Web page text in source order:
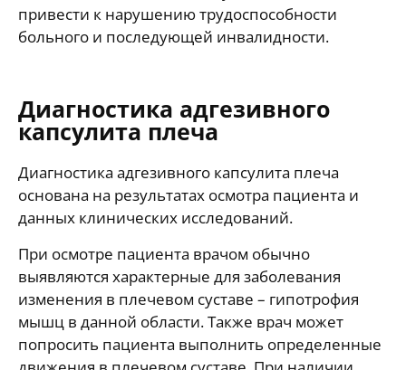
привести к нарушению трудоспособности
больного и последующей инвалидности.
Диагностика адгезивного
капсулита плеча
Диагностика адгезивного капсулита плеча
основана на результатах осмотра пациента и
данных клинических исследований.
При осмотре пациента врачом обычно
выявляются характерные для заболевания
изменения в плечевом суставе – гипотрофия
мышц в данной области. Также врач может
попросить пациента выполнить определенные